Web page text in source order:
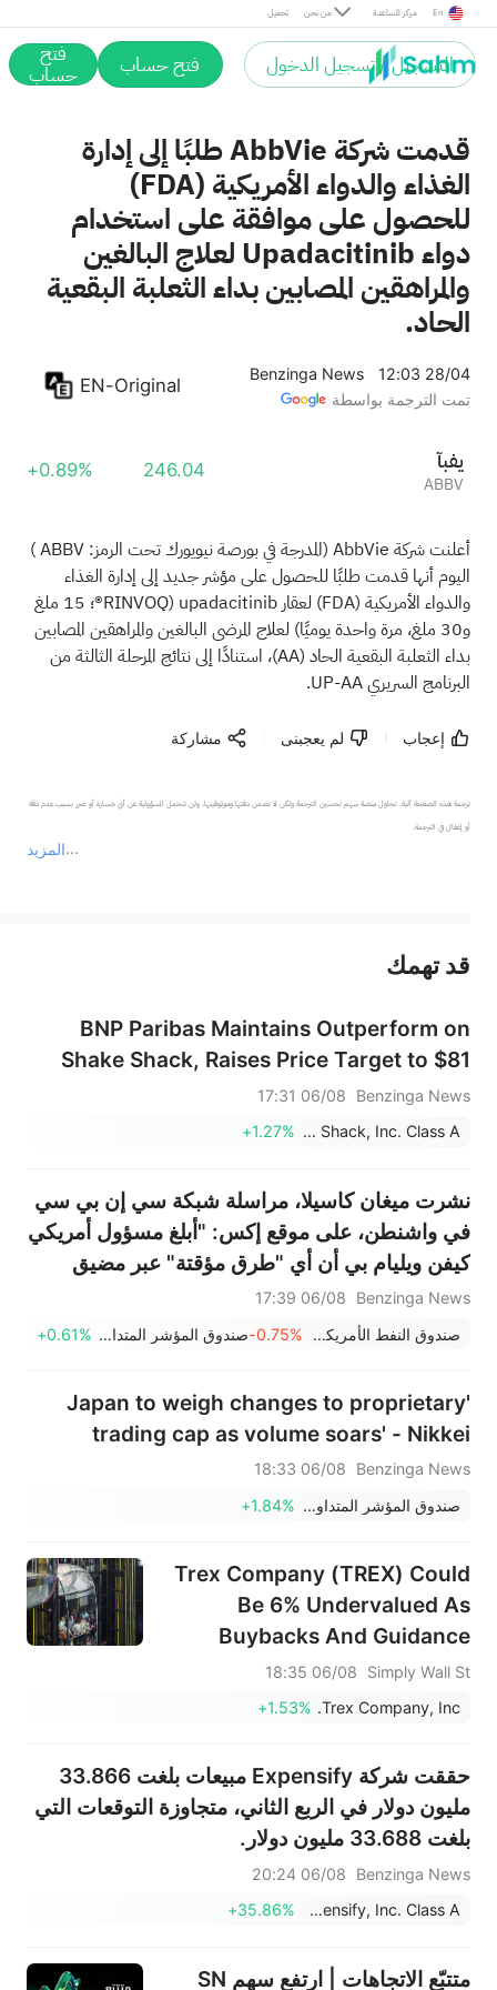
تحميل من نحن مركز المساعدة En
التسجيل / تسجيل الدخول فتح حساب فتح
حساب
قدمت شركة AbbVie طلبًا إلى إدارة
الغذاء والدواء الأمريكية (FDA)
للحصول على موافقة على استخدام
دواء Upadacitinib لعلاج البالغين
والمراهقين المصابين بداء الثعلبة البقعية
الحاد.
Benzinga News
12:03 28/04
تمت الترجمة بواسطة
EN-Original
آبفي
ABBV
246.04
+0.89%
أعلنت شركة AbbVie (المدرجة في بورصة نيويورك تحت الرمز: ABBV
)
اليوم أنها قدمت طلبًا للحصول على مؤشر جديد إلى إدارة الغذاء
والدواء الأمريكية (FDA)
لعقار upadacitinib (RINVOQ®؛ 15 ملغ
و30 ملغ، مرة واحدة يوميًا) لعلاج المرضى البالغين والمراهقين المصابين
بداء الثعلبة البقعية الحاد (AA)، استنادًا إلى نتائج المرحلة الثالثة من
البرنامج السريري UP-AA.
إعجاب لم يعجبنى مشاركة
المزيد
ترجمة هذه الصفحة آلية. تحاول منصة سهم تحسين الترجمة ولكن لا تضمن دقتها وموثوقيتها، ولن تتحمل المسؤولية عن أي خسارة أو ضرر بسبب عدم دقة
أو إغفال في الترجمة.
عند الضرورة، يرجى استشارة مستشار استثمار محترف. لا تقدم منصة سهم أي مشورة استثمارية، ولا تقدم أي التزامات أو ضمانات.
قد تهمك
BNP Paribas Maintains Outperform on
Shake Shack, Raises Price Target to $81
Benzinga News
06/08 17:31
Shake Shack, Inc. Class A
+1.27%
نشرت ميغان كاسيلا، مراسلة شبكة سي إن بي سي
في واشنطن، على موقع إكس: "أبلغ مسؤول أمريكي
كيفن ويليام بي أن أي "طرق مؤقتة" عبر مضيق
هرمز ستكون "بدون أي عوائق - أي بدون موافقات
أو تصاريح وبدون رسوم مرور".
Benzinga News
06/08 17:39
صندوق النفط الأمريكي المحدود LP
-0.75% صندوق المؤشر المتداول إس آند بي 500 SPDR +0.61%
'Japan to weigh changes to proprietary
trading cap as volume soars' - Nikkei
Benzinga News
06/08 18:33
صندوق المؤشر المتداول لـ iShares MSCI Japan +1.84%
Trex Company (TREX) Could
Be 6% Undervalued As
Buybacks And Guidance
Reset The Debate
Simply Wall St
06/08 18:35
Trex Company, Inc.
+1.53%
حققت شركة Expensify مبيعات بلغت 33.866
مليون دولار في الربع الثاني، متجاوزة التوقعات التي
بلغت 33.688 مليون دولار.
Benzinga News
06/08 20:24
Expensify, Inc. Class A
+35.86%
متتبّع الاتجاهات | ارتفع سهم SN